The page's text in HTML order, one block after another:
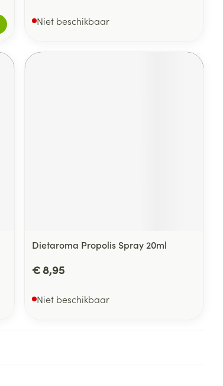
Niet beschikbaar
Dietaroma Propolis Spray 20ml
€ 8,95
Niet beschikbaar